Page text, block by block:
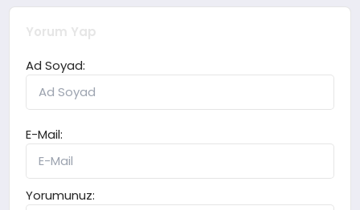
Yorum Yap
Ad Soyad:
E-Mail:
Yorumunuz: